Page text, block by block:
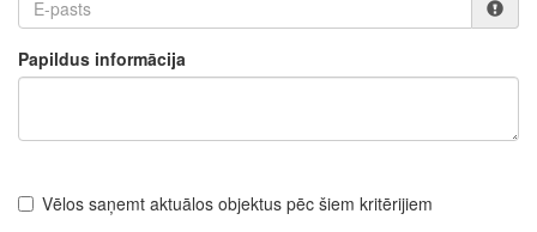
Papildus informācija
Vēlos saņemt aktuālos objektus pēc šiem kritērijiem